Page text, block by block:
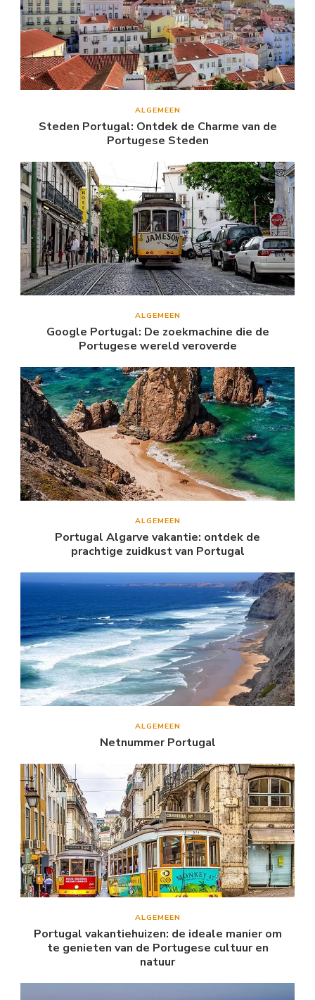
ALGEMEEN
Steden Portugal: Ontdek de Charme van de
Portugese Steden
ALGEMEEN
Google Portugal: De zoekmachine die de
Portugese wereld veroverde
ALGEMEEN
Portugal Algarve vakantie: ontdek de
prachtige zuidkust van Portugal
ALGEMEEN
Netnummer Portugal
ALGEMEEN
Portugal vakantiehuizen: de ideale manier om
te genieten van de Portugese cultuur en
natuur